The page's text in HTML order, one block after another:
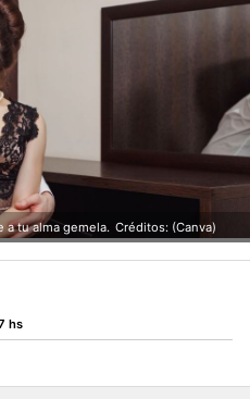
a tu alma gemela. Créditos: (Canva)
hs